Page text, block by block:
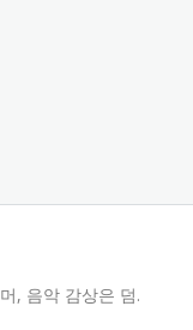
, 음악 감상은 덤.